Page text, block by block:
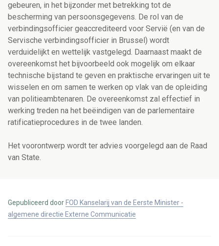
gebeuren, in het bijzonder met betrekking tot de
bescherming van persoonsgegevens. De rol van de
verbindingsofficier geaccrediteerd voor Servië (en van de
Servische verbindingsofficier in Brussel) wordt
verduidelijkt en wettelijk vastgelegd. Daarnaast maakt de
overeenkomst het bijvoorbeeld ook mogelijk om elkaar
technische bijstand te geven en praktische ervaringen uit te
wisselen en om samen te werken op vlak van de opleiding
van politieambtenaren. De overeenkomst zal effectief in
werking treden na het beëindigen van de parlementaire
ratificatieprocedures in de twee landen.
Het voorontwerp wordt ter advies voorgelegd aan de Raad
van State.
Gepubliceerd door FOD Kanselarij van de Eerste Minister -
algemene directie Externe Communicatie